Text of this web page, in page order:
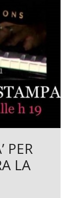
PER
LA